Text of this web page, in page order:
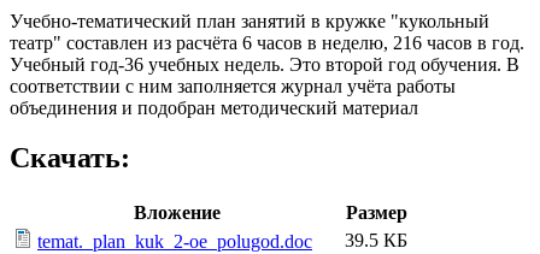
Учебно-тематический план занятий в кружке "кукольный
театр" составлен из расчёта 6 часов в неделю, 216 часов в год.
Учебный год-36 учебных недель. Это второй год обучения. В
соответствии с ним заполняется журнал учёта работы
объединения и подобран методический материал
Скачать:
Вложение
Размер
temat._plan_kuk_2-oe_polugod.doc
39.5 КБ